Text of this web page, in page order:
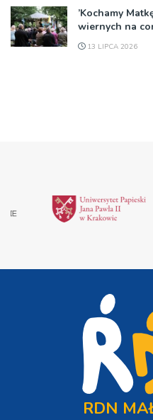
’Kochamy
wiernych na
13 LIPCA 2026
RDN